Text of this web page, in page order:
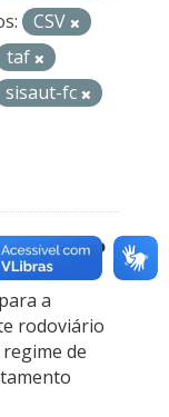
CSV
taf
sisaut-fc
– Serviço
a
rodoviário
de